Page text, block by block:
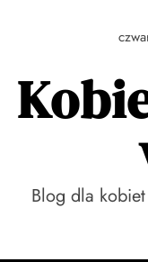
Blog dla